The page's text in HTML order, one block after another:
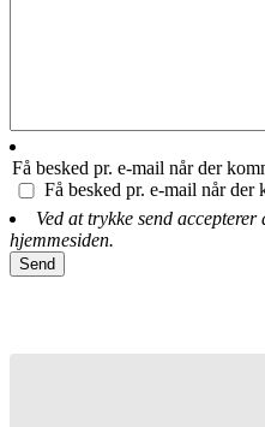
Få besked pr. e-mail når der
Få besked pr. e-mail når der
Ved at trykke send
hjemmesiden.